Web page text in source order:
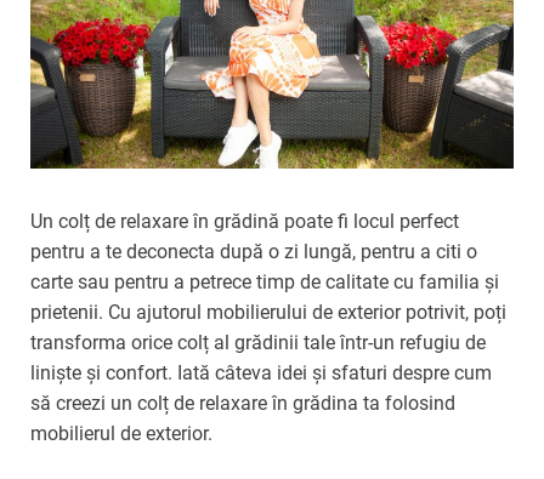
Un colț de relaxare în grădină poate fi locul perfect
pentru a te deconecta după o zi lungă, pentru a citi o
carte sau pentru a petrece timp de calitate cu familia și
prietenii. Cu ajutorul mobilierului de exterior potrivit, poți
transforma orice colț al grădinii tale într-un refugiu de
liniște și confort. Iată câteva idei și sfaturi despre cum
să creezi un colț de relaxare în grădina ta folosind
mobilierul de exterior.